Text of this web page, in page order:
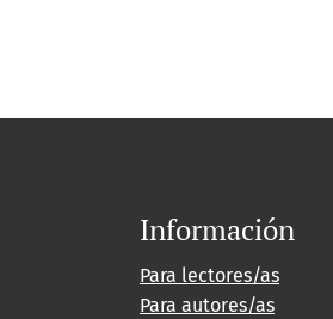
Información
Para lectores/as
Para autores/as